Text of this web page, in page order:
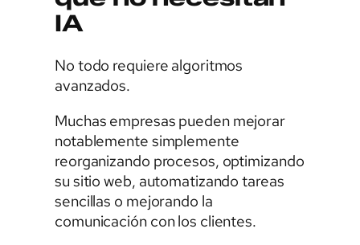
IA
No todo requiere algoritmos
avanzados.
Muchas empresas pueden mejorar
notablemente simplemente
reorganizando procesos, optimizando
su sitio web, automatizando tareas
sencillas o mejorando la
comunicación con los clientes.